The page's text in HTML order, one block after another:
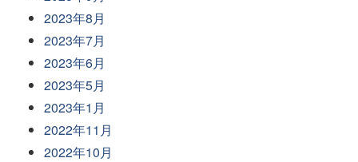
2023年8月
2023年7月
2023年6月
2023年5月
2023年1月
2022年11月
2022年10月